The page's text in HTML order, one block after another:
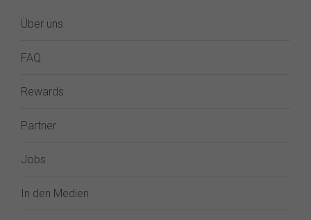
Über uns
FAQ
Rewards
Partner
Jobs
In den Medien